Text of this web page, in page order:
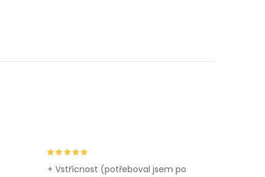
+ Vstřícnost (potřeboval jsem po